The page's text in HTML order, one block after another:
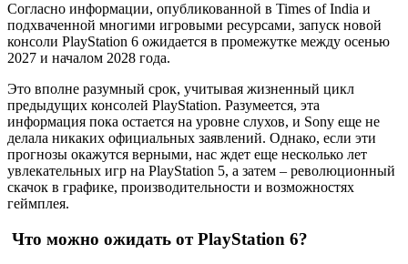
Согласно информации, опубликованной в Times of India и
подхваченной многими игровыми ресурсами, запуск новой
консоли PlayStation 6 ожидается в промежутке между осенью
2027 и началом 2028 года.
Это вполне разумный срок, учитывая жизненный цикл
предыдущих консолей PlayStation. Разумеется, эта
информация пока остается на уровне слухов, и Sony еще не
делала никаких официальных заявлений. Однако, если эти
прогнозы окажутся верными, нас ждет еще несколько лет
увлекательных игр на PlayStation 5, а затем – революционный
скачок в графике, производительности и возможностях
геймплея.
Что можно ожидать от PlayStation 6?